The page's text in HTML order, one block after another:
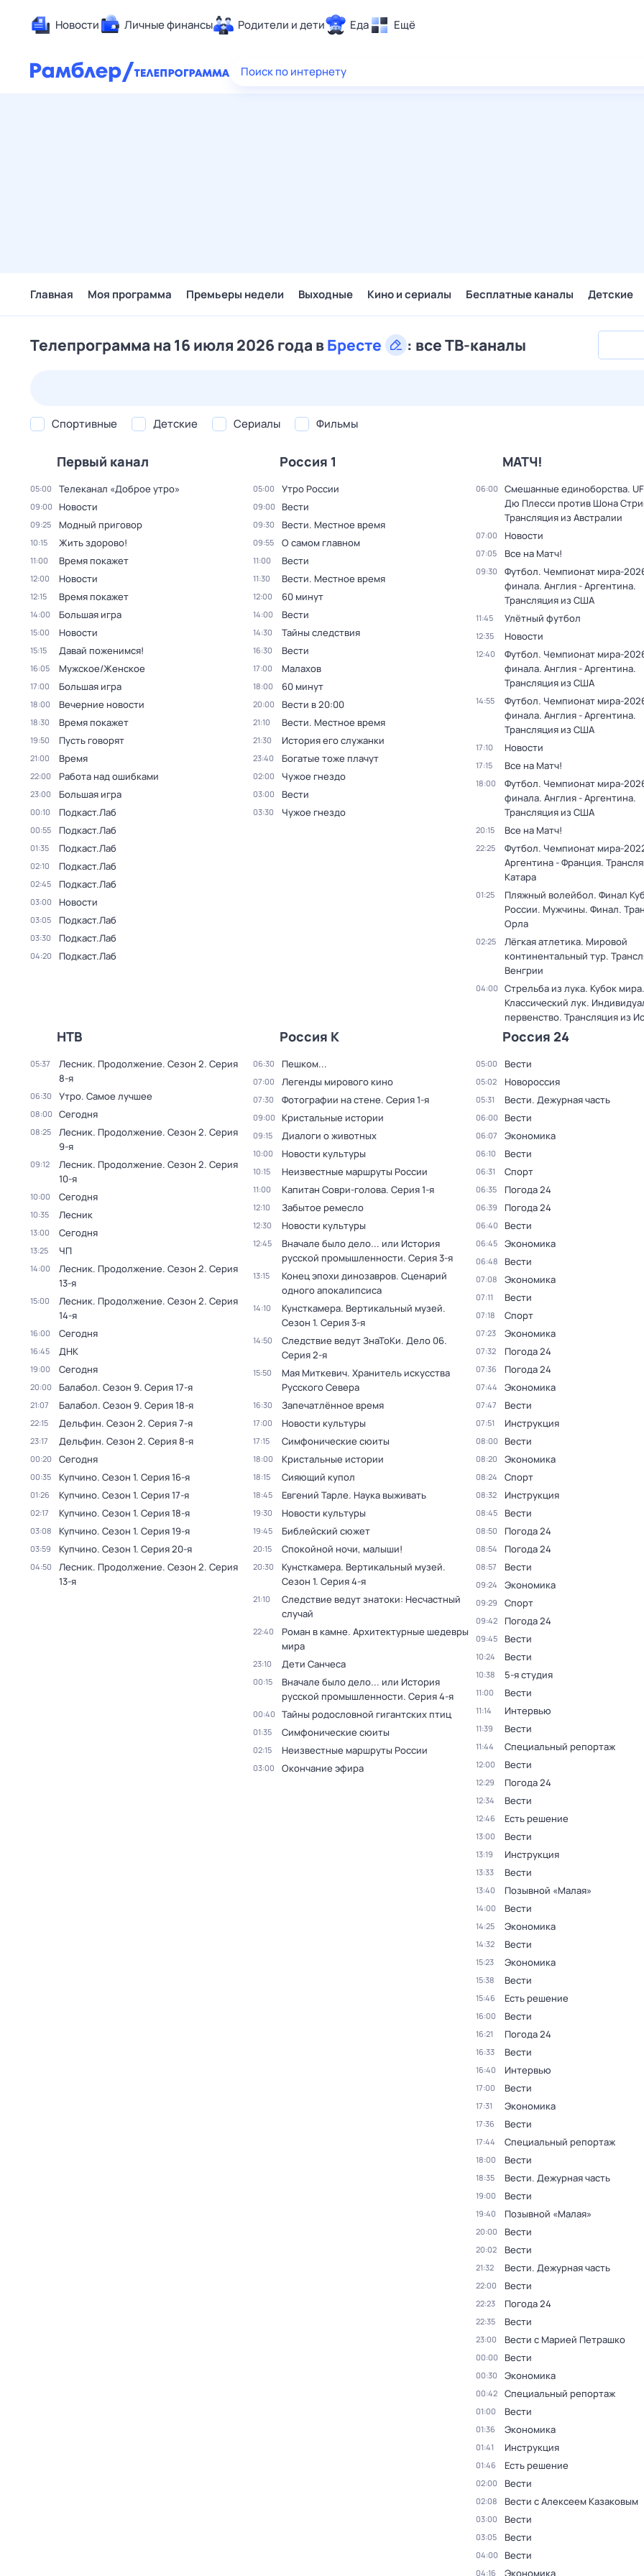
Новости Личные финансы Родители и дети Еда Ещё
Здоровье
Поиск по интернету
Главная Моя программа Премьеры недели Выходные Кино и сериалы Бесплатные каналы Детские
Телепрограмма на 16 июля 2026 года вБресте : все ТВ-каналы
Спортивные Детские Сериалы Фильмы
Первый канал
05:00 Телеканал «Доброе утро»
09:00 Новости
09:25 Модный приговор
10:15 Жить здорово!
11:00 Время покажет
12:00 Новости
12:15 Время покажет
14:00 Большая игра
15:00 Новости
15:15 Давай поженимся!
16:05 Мужское/Женское
17:00 Большая игра
18:00 Вечерние новости
18:30 Время покажет
19:50 Пусть говорят
21:00 Время
22:00 Работа над ошибками
23:00 Большая игра
00:10 Подкаст.Лаб
00:55 Подкаст.Лаб
01:35 Подкаст.Лаб
02:10 Подкаст.Лаб
02:45 Подкаст.Лаб
03:00 Новости
03:05 Подкаст.Лаб
03:30 Подкаст.Лаб
04:20 Подкаст.Лаб
Россия 1
05:00 Утро России
09:00 Вести
09:30 Вести. Местное время
09:55 О самом главном
11:00 Вести
11:30 Вести. Местное время
12:00 60 минут
14:00 Вести
14:30 Тайны следствия
16:30 Вести
17:00 Малахов
18:00 60 минут
20:00 Вести в 20:00
21:10 Вести. Местное время
21:30 История его служанки
23:40 Богатые тоже плачут
02:00 Чужое гнездо
03:00 Вести
03:30 Чужое гнездо
МАТЧ!
06:00
Смешанные единоборства.
Дю Плесси против Шона
Трансляция из Австралии
07:00 Новости
07:05 Все на Матч!
09:30
Футбол. Чемпионат мира-
финала. Англия - Аргентина.
Трансляция из США
11:45 Улётный футбол
12:35 Новости
12:40
Футбол. Чемпионат мира-
финала. Англия - Аргентина.
Трансляция из США
14:55
Футбол. Чемпионат мира-
финала. Англия - Аргентина.
Трансляция из США
17:10 Новости
17:15 Все на Матч!
18:00
Футбол. Чемпионат мира-
финала. Англия - Аргентина.
Трансляция из США
20:15 Все на Матч!
22:25
Футбол. Чемпионат мира-
Аргентина - Франция.
Катара
01:25
Пляжный волейбол. Финал
России. Мужчины. Финал.
Орла
02:25
Лёгкая атлетика. Мировой
континентальный тур.
Венгрии
04:00
Стрельба из лука. Кубок мира.
Классический лук.
первенство. Трансляция из
НТВ
05:37 Лесник. Продолжение. Сезон 2. Серия
8-я
06:30 Утро. Самое лучшее
08:00 Сегодня
08:25 Лесник. Продолжение. Сезон 2. Серия
9-я
09:12 Лесник. Продолжение. Сезон 2. Серия
10-я
10:00 Сегодня
10:35 Лесник
13:00 Сегодня
13:25 ЧП
14:00 Лесник. Продолжение. Сезон 2. Серия
13-я
15:00 Лесник. Продолжение. Сезон 2. Серия
14-я
16:00 Сегодня
16:45 ДНК
19:00 Сегодня
20:00 Балабол. Сезон 9. Серия 17-я
21:07 Балабол. Сезон 9. Серия 18-я
22:15 Дельфин. Сезон 2. Серия 7-я
23:17 Дельфин. Сезон 2. Серия 8-я
00:20 Сегодня
00:35 Купчино. Сезон 1. Серия 16-я
01:26 Купчино. Сезон 1. Серия 17-я
02:17 Купчино. Сезон 1. Серия 18-я
03:08 Купчино. Сезон 1. Серия 19-я
03:59 Купчино. Сезон 1. Серия 20-я
04:50 Лесник. Продолжение. Сезон 2. Серия
13-я
Россия К
06:30 Пешком...
07:00 Легенды мирового кино
07:30 Фотографии на стене. Серия 1-я
09:00 Кристальные истории
09:15 Диалоги о животных
10:00 Новости культуры
10:15 Неизвестные маршруты России
11:00 Капитан Соври-голова. Серия 1-я
12:10 Забытое ремесло
12:30 Новости культуры
12:45
Вначале было дело... или История
русской промышленности. Серия 3-я
13:15
Конец эпохи динозавров. Сценарий
одного апокалипсиса
14:10 Кунсткамера. Вертикальный музей.
Сезон 1. Серия 3-я
14:50 Следствие ведут ЗнаТоКи. Дело 06.
Серия 2-я
15:50
Мая Миткевич. Хранитель искусства
Русского Севера
16:30 Запечатлённое время
17:00 Новости культуры
17:15 Симфонические сюиты
18:00 Кристальные истории
18:15 Сияющий купол
18:45 Евгений Тарле. Наука выживать
19:30 Новости культуры
19:45 Библейский сюжет
20:15 Спокойной ночи, малыши!
20:30 Кунсткамера. Вертикальный музей.
Сезон 1. Серия 4-я
21:10
Следствие ведут знатоки: Несчастный
случай
22:40
Роман в камне. Архитектурные шедевры
мира
23:10 Дети Санчеса
00:15
Вначале было дело... или История
русской промышленности. Серия 4-я
00:40 Тайны родословной гигантских птиц
01:35 Симфонические сюиты
02:15 Неизвестные маршруты России
03:00 Окончание эфира
Россия 24
05:00 Вести
05:02 Новороссия
05:31 Вести. Дежурная часть
06:00 Вести
06:07 Экономика
06:10 Вести
06:31 Спорт
06:35 Погода 24
06:39 Погода 24
06:40 Вести
06:45 Экономика
06:48 Вести
07:08 Экономика
07:11 Вести
07:18 Спорт
07:23 Экономика
07:32 Погода 24
07:36 Погода 24
07:44 Экономика
07:47 Вести
07:51 Инструкция
08:00 Вести
08:20 Экономика
08:24 Спорт
08:32 Инструкция
08:45 Вести
08:50 Погода 24
08:54 Погода 24
08:57 Вести
09:24 Экономика
09:29 Спорт
09:42 Погода 24
09:45 Вести
10:24 Вести
10:38 5-я студия
11:00 Вести
11:14 Интервью
11:39 Вести
11:44 Специальный репортаж
12:00 Вести
12:29 Погода 24
12:34 Вести
12:46 Есть решение
13:00 Вести
13:19 Инструкция
13:33 Вести
13:40 Позывной «Малая»
14:00 Вести
14:25 Экономика
14:32 Вести
15:23 Экономика
15:38 Вести
15:46 Есть решение
16:00 Вести
16:21 Погода 24
16:33 Вести
16:40 Интервью
17:00 Вести
17:31 Экономика
17:36 Вести
17:44 Специальный репортаж
18:00 Вести
18:35 Вести. Дежурная часть
19:00 Вести
19:40 Позывной «Малая»
20:00 Вести
20:02 Вести
21:32 Вести. Дежурная часть
22:00 Вести
22:23 Погода 24
22:35 Вести
23:00 Вести с Марией Петрашко
00:00 Вести
00:30 Экономика
00:42 Специальный репортаж
01:00 Вести
01:36 Экономика
01:41 Инструкция
01:46 Есть решение
02:00 Вести
02:08 Вести с Алексеем Казаковым
03:00 Вести
03:05 Вести
04:00 Вести
04:16 Экономика